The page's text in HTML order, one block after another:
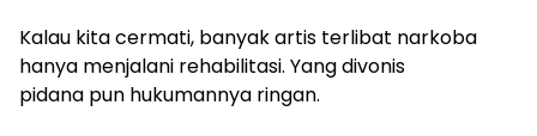
Kalau kita cermati, banyak artis terlibat narkoba
hanya menjalani rehabilitasi. Yang divonis
pidana pun hukumannya ringan.